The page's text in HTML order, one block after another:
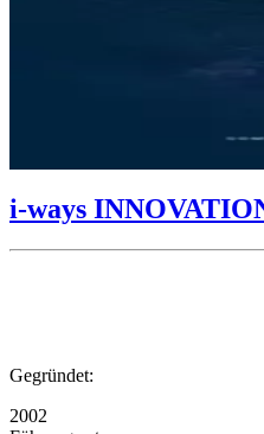
i-ways
Gegründet:
2002